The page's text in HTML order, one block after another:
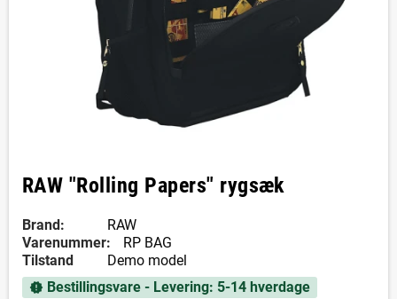
RAW "Rolling Papers" rygsæk
Brand:
RAW
Varenummer:
RP BAG
Tilstand
Demo model
new_releases Bestillingsvare - Levering: 5-14 hverdage